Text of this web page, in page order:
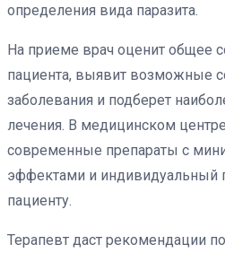
определения вида паразита.
На приеме врач оценит общее
пациента, выявит возможные
заболевания и подберет
лечения. В медицинском
современные препараты с
эффектами и индивидуальный
пациенту.
Терапевт даст рекомендации